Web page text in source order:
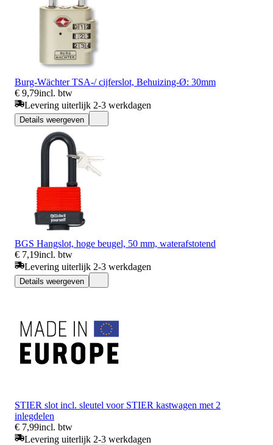
Burg-Wächter TSA-/ cijferslot, Behuizing-Ø: 30mm
€ 9,79incl. btw
Levering uiterlijk 2-3 werkdagen
Details weergeven
BGS Hangslot, hoge beugel, 50 mm, waterafstotend
€ 7,19incl. btw
Levering uiterlijk 2-3 werkdagen
Details weergeven
STIER slot incl. sleutel voor STIER kastwagen met 2
inlegdelen
€ 7,99incl. btw
Levering uiterlijk 2-3 werkdagen